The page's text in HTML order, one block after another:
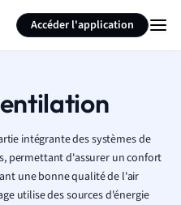
Accéder l'application
intégrante des systèmes de
permettant d'assurer un confort
une bonne qualité de l'air
utilise des sources d'énergie
Résumer la page